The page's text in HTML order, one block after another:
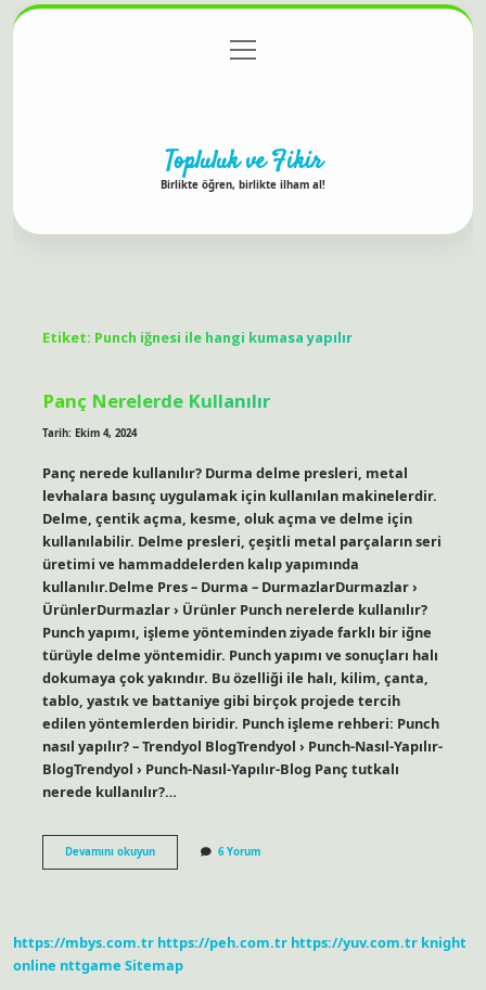
Gizlilik Politikası
menüyü
aç
Topluluk ve Fikir
Birlikte öğren, birlikte ilham al!
Etiket: Punch iğnesi ile hangi kumasa yapılır
Panç Nerelerde Kullanılır
Tarih: Ekim 4, 2024
Panç nerede kullanılır? Durma delme presleri, metal
levhalara basınç uygulamak için kullanılan makinelerdir.
Delme, çentik açma, kesme, oluk açma ve delme için
kullanılabilir. Delme presleri, çeşitli metal parçaların seri
üretimi ve hammaddelerden kalıp yapımında
kullanılır.Delme Pres – Durma – DurmazlarDurmazlar ›
ÜrünlerDurmazlar › Ürünler Punch nerelerde kullanılır?
Punch yapımı, işleme yönteminden ziyade farklı bir iğne
türüyle delme yöntemidir. Punch yapımı ve sonuçları halı
dokumaya çok yakındır. Bu özelliği ile halı, kilim, çanta,
tablo, yastık ve battaniye gibi birçok projede tercih
edilen yöntemlerden biridir. Punch işleme rehberi: Punch
nasıl yapılır? – Trendyol BlogTrendyol › Punch-Nasıl-Yapılır-
BlogTrendyol › Punch-Nasıl-Yapılır-Blog Panç tutkalı
nerede kullanılır?…
Devamını okuyunPanç
Nerelerde
6 Yorum
https://mbys.com.tr https://peh.com.tr https://yuv.com.tr knight
online nttgame Sitemap